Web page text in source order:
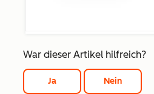
War dieser Artikel hilfreich?
Ja Nein